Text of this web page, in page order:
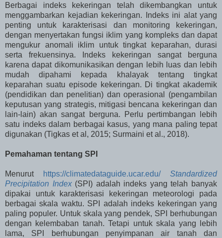
Berbagai indeks kekeringan telah dikembangkan untuk
menggambarkan kejadian kekeringan. Indeks ini alat yang
penting untuk karakterisasi dan monitoring kekeringan,
dengan menyertakan fungsi iklim yang kompleks dan dapat
mengukur anomali iklim untuk tingkat keparahan, durasi
serta frekuensinya. Indeks kekeringan sangat berguna
karena dapat dikomunikasikan dengan lebih luas dan lebih
mudah dipahami kepada khalayak tentang tingkat
keparahan suatu episode kekeringan. Di tingkat akademik
(pendidikan dan penelitian) dan operasional (pengambilan
keputusan yang strategis, mitigasi bencana kekeringan dan
lain-lain) akan sangat berguna. Perlu pertimbangan lebih
satu indeks dalam berbagai kasus, yang mana paling tepat
digunakan (Tigkas et al, 2015; Surmaini et al., 2018).
Pemahaman tentang SPI
Menurut https://climatedataguide.ucar.edu/ Standardized
Precipitation Index(SPI) adalah indeks yang telah banyak
dipakai untuk karakterisasi kekeringan meteorologi pada
berbagai skala waktu. SPI adalah indeks kekeringan yang
paling populer. Untuk skala yang pendek, SPI berhubungan
dengan kelembaban tanah. Tetapi untuk skala yang lebih
lama, SPI berhubungan penyimpanan air tanah dan